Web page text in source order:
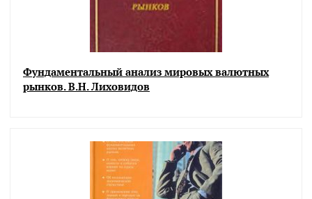
Фундаментальный анализ мировых валютных
рынков. В.Н. Лиховидов